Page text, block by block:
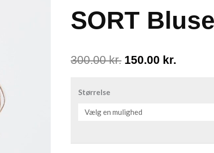
SORT Bluse
300.00kr. Den
var:
300.00 kr..
150.00 kr.
150.00
Størrelse
FRARIANA
antal